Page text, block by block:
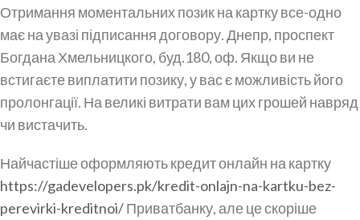
Отримання моментальних позик на картку все-одно
має на увазі підписання договору. Днепр, проспект
Богдана Хмельницкого, буд.180, оф. Якщо ви не
встигаєте виплатити позику, у вас є можливість його
пролонгації. На великі витрати вам цих грошей навряд
чи вистачить.
Найчастіше оформляють кредит онлайн на картку
https://gadevelopers.pk/kredit-onlajn-na-kartku-bez-
perevirki-kreditnoi/Приватбанку, але це скоріше